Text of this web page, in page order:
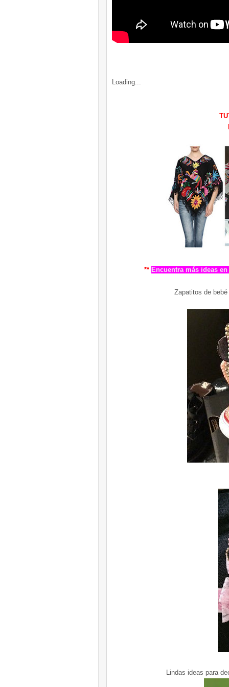
Loading...
** Encuentra más ideas
Zapatitos de
Lindas ideas para